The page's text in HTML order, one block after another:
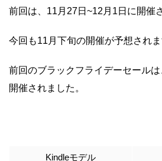
前回は、11月27日~12月1日に開催
今回も11月下旬の開催が予想されま
前回のブラックフライデーセール
開催されました。
Kindleモデル